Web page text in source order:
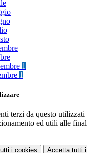
1
1
terzi da questo
ed utili alle
i cookies Accetta tutti i